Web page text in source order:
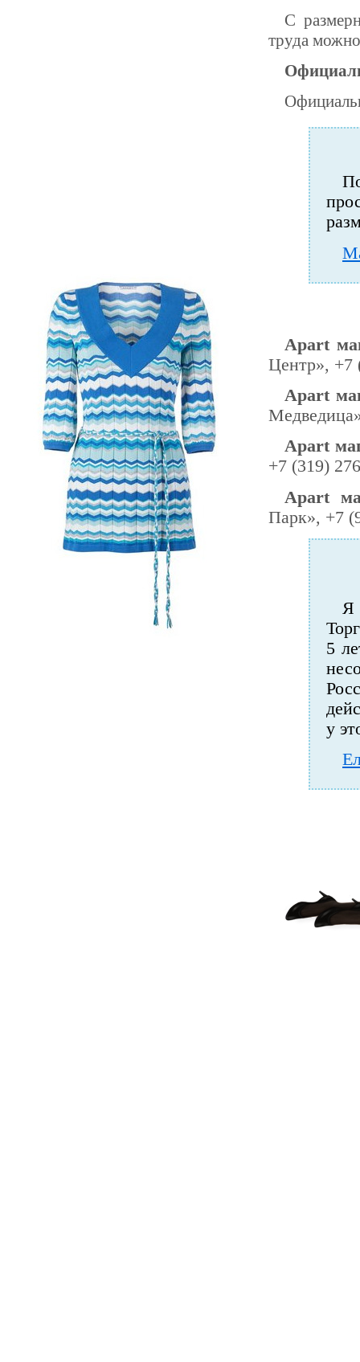
С
труда
Apart
Центр», +7
Apart
Apart
+7 (319)
Apart
Парк», +7
Я
5
у